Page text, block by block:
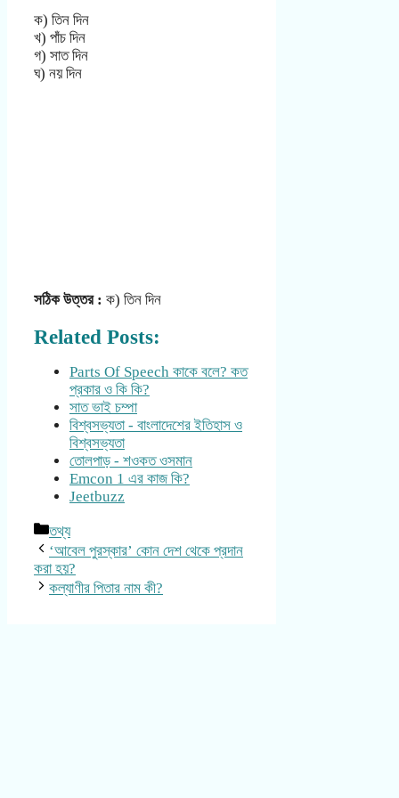
ক) তিন দিন
খ) পাঁচ দিন
গ) সাত দিন
ঘ) নয় দিন
সঠিক উত্তর : ক) তিন দিন
Related Posts:
Parts Of Speech কাকে বলে? কত
প্রকার ও কি কি?
সাত ভাই চম্পা
বিশ্বসভ্যতা - বাংলাদেশের ইতিহাস ও
বিশ্বসভ্যতা
তোলপাড় - শওকত ওসমান
Emcon 1 এর কাজ কি?
Jeetbuzz
Categories
তথ্য
‘আবেল পুরস্কার’ কোন দেশ থেকে প্রদান
করা হয়?
কল্যাণীর পিতার নাম কী?